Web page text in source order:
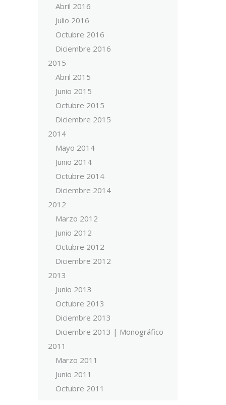
Abril 2016
Julio 2016
Octubre 2016
Diciembre 2016
2015
Abril 2015
Junio 2015
Octubre 2015
Diciembre 2015
2014
Mayo 2014
Junio 2014
Octubre 2014
Diciembre 2014
2012
Marzo 2012
Junio 2012
Octubre 2012
Diciembre 2012
2013
Junio 2013
Octubre 2013
Diciembre 2013
Diciembre 2013 | Monográfico
2011
Marzo 2011
Junio 2011
Octubre 2011